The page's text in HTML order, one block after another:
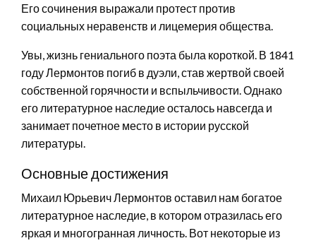
Его сочинения выражали протест против
социальных неравенств и лицемерия общества.
Увы, жизнь гениального поэта была короткой. В 1841
году Лермонтов погиб в дуэли, став жертвой своей
собственной горячности и вспыльчивости. Однако
его литературное наследие осталось навсегда и
занимает почетное место в истории русской
литературы.
Основные достижения
Михаил Юрьевич Лермонтов оставил нам богатое
литературное наследие, в котором отразилась его
яркая и многогранная личность. Вот некоторые из